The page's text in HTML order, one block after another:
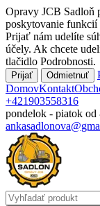
Opravy JCB Sadloň
poskytovanie funkcií
Prijať nám udelíte
účely. Ak chcete
tlačidlo Podrobnosti.
Prijať Odmietnuť
DomovKontakt
+421903558316
pondelok - piatok od